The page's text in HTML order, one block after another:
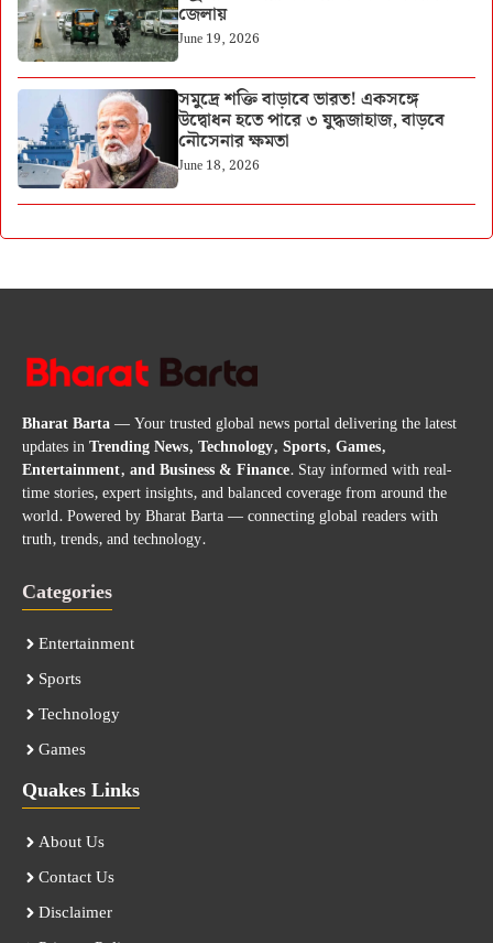
জেলায়
June 19, 2026
সমুদ্রে শক্তি বাড়াবে ভারত! একসঙ্গে
উদ্বোধন হতে পারে ৩ যুদ্ধজাহাজ, বাড়বে
নৌসেনার ক্ষমতা
June 18, 2026
Bharat Barta— Your trusted global news portal delivering the latest
updates inTrending News, Technology, Sports, Games,
Entertainment, and Business & Finance. Stay informed with real-
time stories, expert insights, and balanced coverage from around the
world. Powered by Bharat Barta — connecting global readers with
truth, trends, and technology.
Categories
Entertainment
Sports
Technology
Games
Quakes Links
About Us
Contact Us
Disclaimer